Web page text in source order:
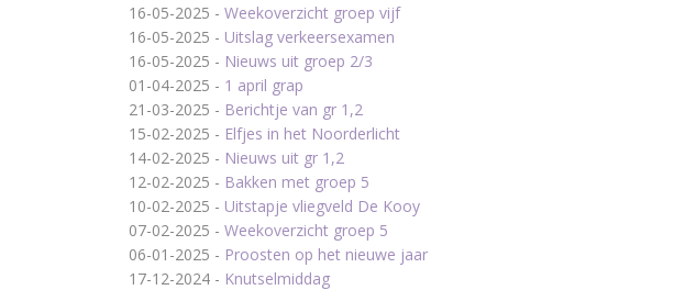
16-05-2025 - Weekoverzicht groep vijf
16-05-2025 - Uitslag verkeersexamen
16-05-2025 - Nieuws uit groep 2/3
01-04-2025 - 1 april grap
21-03-2025 - Berichtje van gr 1,2
15-02-2025 - Elfjes in het Noorderlicht
14-02-2025 - Nieuws uit gr 1,2
12-02-2025 - Bakken met groep 5
10-02-2025 - Uitstapje vliegveld De Kooy
07-02-2025 - Weekoverzicht groep 5
06-01-2025 - Proosten op het nieuwe jaar
17-12-2024 - Knutselmiddag